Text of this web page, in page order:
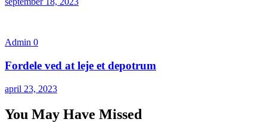
Admin 0
Fordele ved at leje et depotrum
april 23, 2023
You May Have Missed